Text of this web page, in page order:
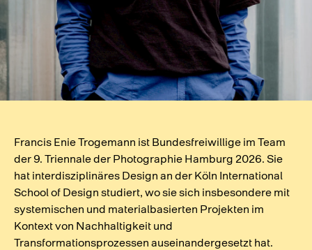
Francis Enie Trogemann ist Bundesfreiwillige im Team
der 9. Triennale der Photographie Hamburg 2026. Sie
hat interdisziplinäres Design an der Köln International
School of Design studiert, wo sie sich insbesondere mit
systemischen und materialbasierten Projekten im
Kontext von Nachhaltigkeit und
Transformationsprozessen auseinandergesetzt hat.